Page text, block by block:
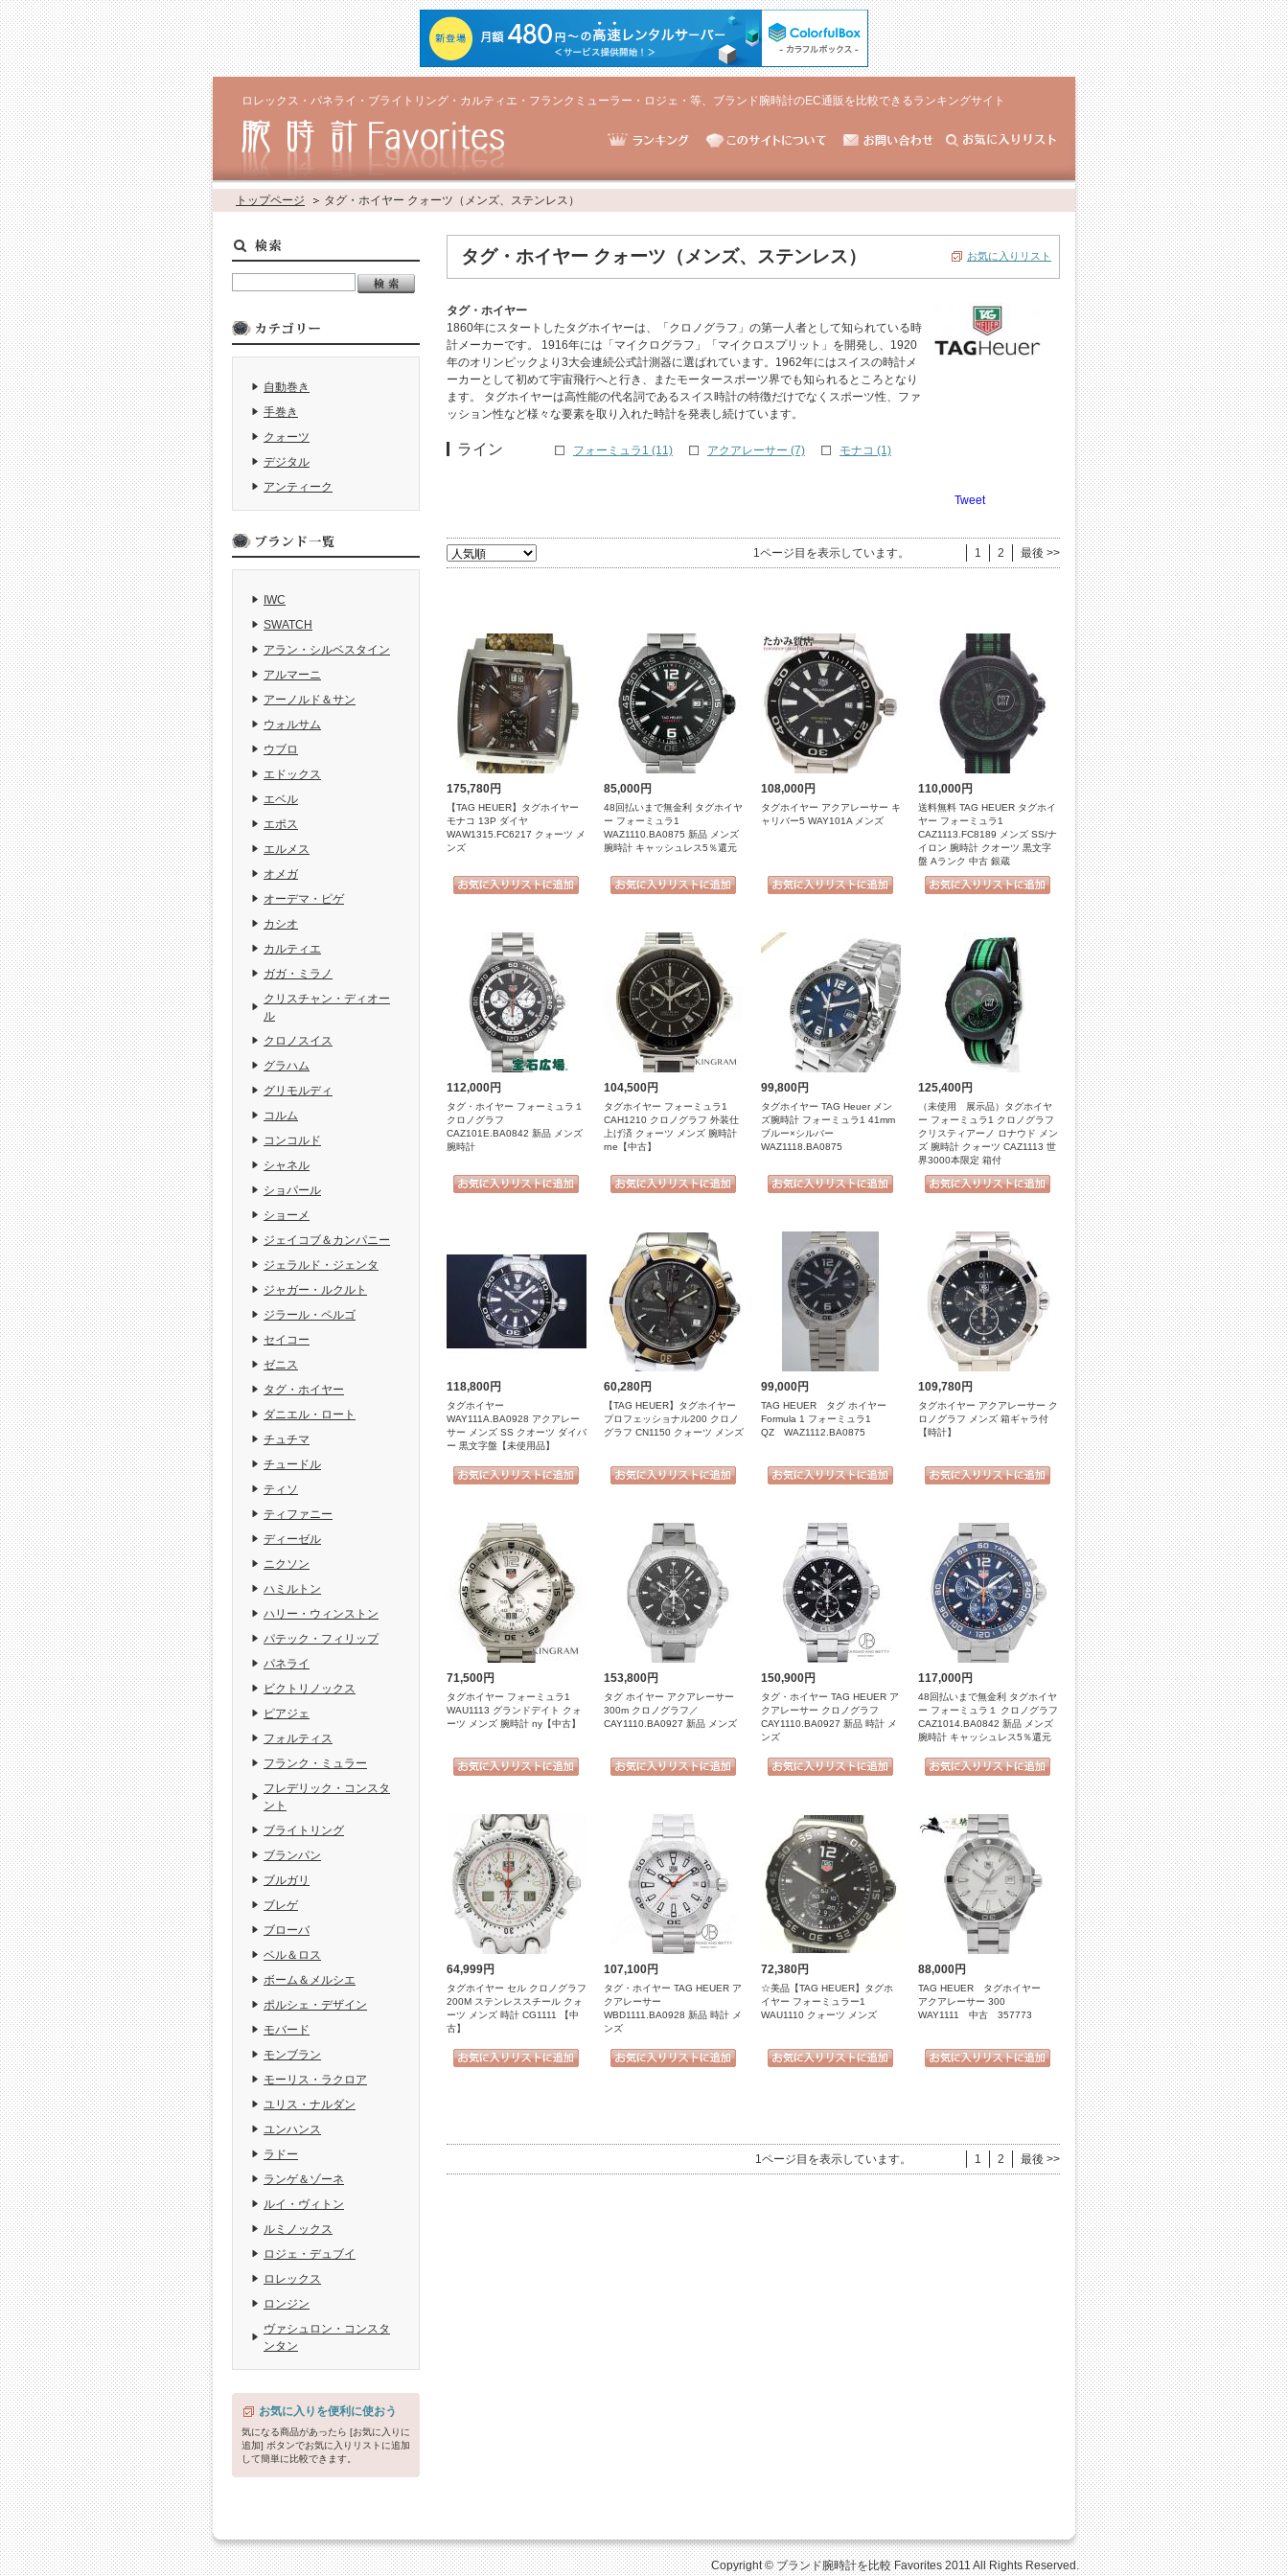
ロレックス・パネライ・ブライトリング・カルティエ・フランクミューラー・ロジェ・等、ブランド腕時計のEC通販を比較できるランキングサイト
トップページ タグ・ホイヤー クォーツ（メンズ、ステンレス）
タグ・ホイヤー クォーツ（メンズ、ステンレス） お気に入りリスト
タグ・ホイヤー
1860年にスタートしたタグホイヤーは、「クロノグラフ」の第一人者として知られている時
計メーカーです。 1916年には「マイクログラフ」「マイクロスプリット」を開発し、1920
年のオリンピックより3大会連続公式計測器に選ばれています。1962年にはスイスの時計メ
ーカーとして初めて宇宙飛行へと行き、またモータースポーツ界でも知られるところとなり
ます。 タグホイヤーは高性能の代名詞であるスイス時計の特徴だけでなくスポーツ性、ファ
ッション性など様々な要素を取り入れた時計を発表し続けています。
ライン フォーミュラ1 (11) アクアレーサー (7) モナコ (1)
Tweet
1ページ目を表示しています。 1 2 最後 >>
175,780円 85,000円 108,000円 110,000円
【TAG HEUER】タグホイヤー
モナコ 13P ダイヤ
WAW1315.FC6217 クォーツ メ
ンズ
48回払いまで無金利 タグホイヤ
ー フォーミュラ1
WAZ1110.BA0875 新品 メンズ
腕時計 キャッシュレス5％還元
タグホイヤー アクアレーサー キ
ャリバー5 WAY101A メンズ
送料無料 TAG HEUER タグホイ
ヤー フォーミュラ1
CAZ1113.FC8189 メンズ SS/ナ
イロン 腕時計 クオーツ 黒文字
盤 Aランク 中古 銀蔵
112,000円 104,500円 99,800円 125,400円
タグ・ホイヤー フォーミュラ１
クロノグラフ
CAZ101E.BA0842 新品 メンズ
腕時計
タグホイヤー フォーミュラ1
CAH1210 クロノグラフ 外装仕
上げ済 クォーツ メンズ 腕時計
rne【中古】
タグホイヤー TAG Heuer メン
ズ腕時計 フォーミュラ1 41mm
ブルー×シルバー
WAZ1118.BA0875
（未使用 展示品）タグホイヤ
ー フォーミュラ1 クロノグラフ
クリスティアーノ ロナウド メン
ズ 腕時計 クォーツ CAZ1113 世
界3000本限定 箱付
118,800円 60,280円 99,000円 109,780円
タグホイヤー
WAY111A.BA0928 アクアレー
サー メンズ SS クオーツ ダイバ
ー 黒文字盤【未使用品】
【TAG HEUER】タグホイヤー
プロフェッショナル200 クロノ
グラフ CN1150 クォーツ メンズ
TAG HEUER タグ ホイヤー
Formula 1 フォーミュラ1
QZ WAZ1112.BA0875
タグホイヤー アクアレーサー ク
ロノグラフ メンズ 箱ギャラ付
【時計】
71,500円 153,800円 150,900円 117,000円
タグホイヤー フォーミュラ1
WAU1113 グランドデイト クォ
ーツ メンズ 腕時計 ny【中古】
タグ ホイヤー アクアレーサー
300m クロノグラフ／
CAY1110.BA0927 新品 メンズ
タグ・ホイヤー TAG HEUER ア
クアレーサー クロノグラフ
CAY1110.BA0927 新品 時計 メ
ンズ
48回払いまで無金利 タグホイヤ
ー フォーミュラ１ クロノグラフ
CAZ1014.BA0842 新品 メンズ
腕時計 キャッシュレス5％還元
64,999円 107,100円 72,380円 88,000円
タグホイヤー セル クロノグラフ
200M ステンレススチール クォ
ーツ メンズ 時計 CG1111 【中
古】
タグ・ホイヤー TAG HEUER ア
クアレーサー
WBD1111.BA0928 新品 時計 メ
ンズ
☆美品【TAG HEUER】タグホ
イヤー フォーミュラー1
WAU1110 クォーツ メンズ
TAG HEUER タグホイヤー
アクアレーサー 300
WAY1111 中古 357773
1ページ目を表示しています。 1 2 最後 >>
自動巻き
手巻き
クォーツ
デジタル
アンティーク
IWC
SWATCH
アラン・シルベスタイン
アルマーニ
アーノルド＆サン
ウォルサム
ウブロ
エドックス
エベル
エポス
エルメス
オメガ
オーデマ・ピゲ
カシオ
カルティエ
ガガ・ミラノ
クリスチャン・ディオー
ル
クロノスイス
グラハム
グリモルディ
コルム
コンコルド
シャネル
ショパール
ショーメ
ジェイコブ＆カンパニー
ジェラルド・ジェンタ
ジャガー・ルクルト
ジラール・ペルゴ
セイコー
ゼニス
タグ・ホイヤー
ダニエル・ロート
チュチマ
チュードル
ティソ
ティファニー
ディーゼル
ニクソン
ハミルトン
ハリー・ウィンストン
パテック・フィリップ
パネライ
ビクトリノックス
ピアジェ
フォルティス
フランク・ミュラー
フレデリック・コンスタ
ント
ブライトリング
ブランパン
ブルガリ
ブレゲ
ブローバ
ベル＆ロス
ボーム＆メルシエ
ポルシェ・デザイン
モバード
モンブラン
モーリス・ラクロア
ユリス・ナルダン
ユンハンス
ラドー
ランゲ＆ゾーネ
ルイ・ヴィトン
ルミノックス
ロジェ・デュブイ
ロレックス
ロンジン
ヴァシュロン・コンスタ
ンタン
お気に入りを便利に使おう
気になる商品があったら [お気に入りに
追加] ボタンでお気に入りリストに追加
して簡単に比較できます。
Copyright © ブランド腕時計を比較 Favorites 2011 All Rights Reserved.